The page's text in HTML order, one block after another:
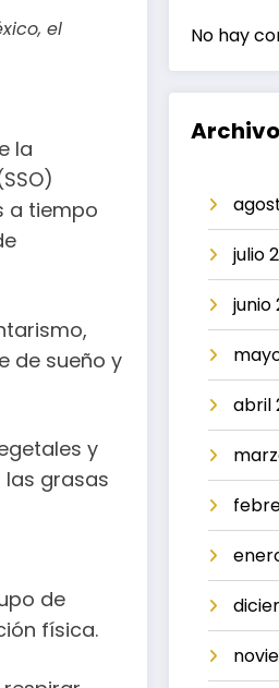
el
la
a tiempo
de sueño y
y
las grasas
de
física.
No hay
julio
junio
abril